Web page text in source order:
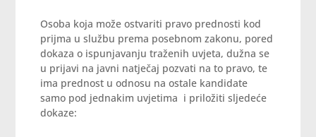
Osoba koja može ostvariti pravo prednosti kod
prijma u službu prema posebnom zakonu, pored
dokaza o ispunjavanju traženih uvjeta, dužna se
u prijavi na javni natječaj pozvati na to pravo, te
ima prednost u odnosu na ostale kandidate
samo pod jednakim uvjetima i priložiti sljedeće
dokaze: